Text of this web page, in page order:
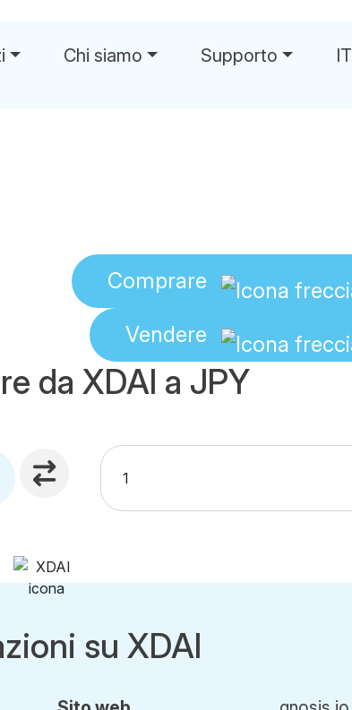
Chi siamo Supporto IT
Comprare
Vendere
da XDAI a JPY
su XDAI